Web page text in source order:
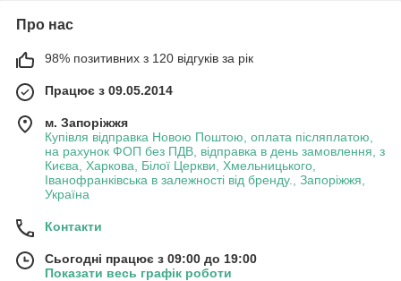
Про нас
98% позитивних з 120 відгуків за рік
Працює з 09.05.2014
м. Запоріжжя
Купівля відправка Новою Поштою, оплата післяплатою,
на рахунок ФОП без ПДВ, відправка в день замовлення, з
Києва, Харкова, Білої Церкви, Хмельницького,
Іванофранківська в залежності від бренду., Запоріжжя,
Україна
Контакти
Сьогодні працює з 09:00 до 19:00
Показати весь графік роботи